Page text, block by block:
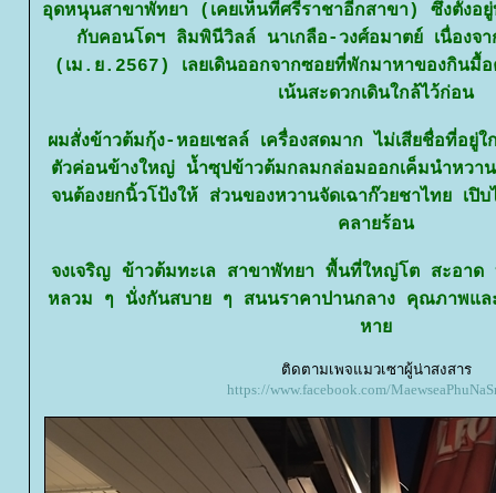
อุดหนุนสาขาพัทยา (เคยเห็นที่ศรีราชาอีกสาขา) ซึ่งตั้งอ
กับคอนโดฯ ลิมพินีวิลล์ นาเกลือ-วงศ์อมาตย์ เนื่องจา
(เม.ย.2567) เลยเดินออกจากซอยที่พักมาหาของกินมื้
เน้นสะดวกเดินใกล้ไว้ก่อน
ผมสั่งข้าวต้มกุ้ง-หอยเชลล์ เครื่องสดมาก ไม่เสียชื่อที่อยู่ใ
ตัวค่อนข้างใหญ่ น้ำซุปข้าวต้มกลมกล่อมออกเค็มนำหวา
จนต้องยกนิ้วโป้งให้ ส่วนของหวานจัดเฉาก๊วยชาไทย เ
คลายร้อน
จงเจริญ ข้าวต้มทะเล สาขาพัทยา พื้นที่ใหญ่โต สะอาด
หลวม ๆ นั่งกันสบาย ๆ สนนราคาปานกลาง คุณภาพแล
หา
ติดตามเพจแมวเซาผู้น่าสงสาร
https://www.facebook.com/